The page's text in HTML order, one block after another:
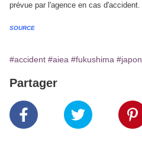
prévue par l'agence en cas d'accident.
SOURCE
#accident #aiea #fukushima #japon
Partager